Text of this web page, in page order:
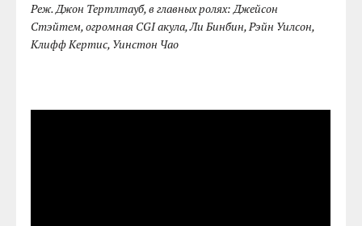
Реж. Джон Тертлтауб, в главных ролях: Джейсон
Стэйтем, огромная CGI акула, Ли Бинбин, Рэйн Уилсон,
Клифф Кертис, Уинстон Чао